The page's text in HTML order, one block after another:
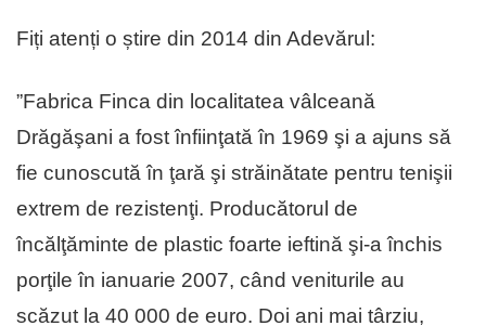
Fiți atenți o știre din 2014 din Adevărul:
”Fabrica Finca din localitatea vâlceană
Drăgăşani a fost înfiinţată în 1969 şi a ajuns să
fie cunoscută în ţară şi străinătate pentru tenişii
extrem de rezistenţi. Producătorul de
încălţăminte de plastic foarte ieftină şi-a închis
porţile în ianuarie 2007, când veniturile au
scăzut la 40 000 de euro. Doi ani mai târziu,